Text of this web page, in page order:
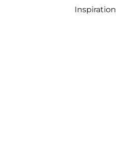
Inspiration